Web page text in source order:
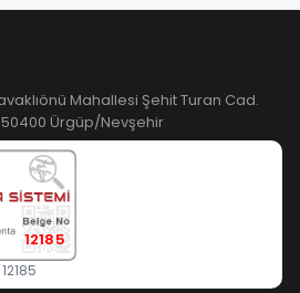
Mahallesi Şehit Turan Cad.
Ürgüp/Nevşehir
12185